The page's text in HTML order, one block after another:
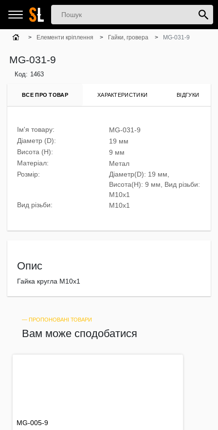
Елементи кріплення Гайки, гровера MG-031-9
MG-031-9
Код: 1463
ВСЕ ПРО ТОВАР ХАРАКТЕРИСТИКИ ВІДГУКИ
Ім'я товару:
MG-031-9
Діаметр (D):
19 мм
Висота (H):
9 мм
Матеріал:
Метал
Розмiр:
Діаметр(D): 19 мм,
Висота(H): 9 мм, Вид різьби:
M10x1
Вид різьби:
M10x1
Опис
Гайка кругла М10х1
― ПРОПОНОВАНІ ТОВАРИ
Вам може сподобатися
MG-005-9